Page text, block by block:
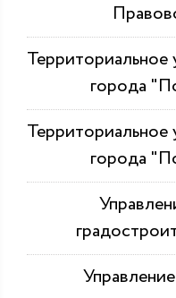
Территориальное
города
Территориальное
города